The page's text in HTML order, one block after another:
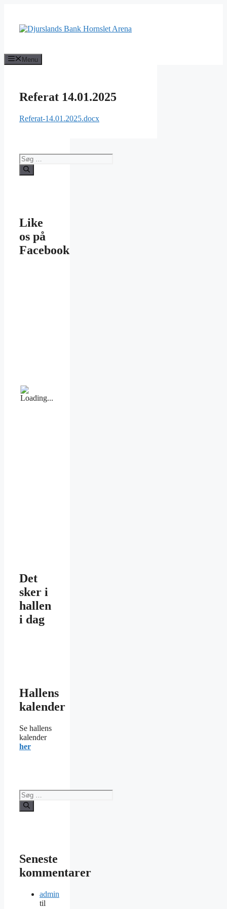
indhold
Menu
Referat 14.01.2025
Referat-14.01.2025.docx
Søg
efter:
Like
os på
Facebook
Det
sker i
hallen
i dag
Hallens
kalender
Se hallens
kalender
her
Søg
efter:
Seneste
kommentarer
admin
til